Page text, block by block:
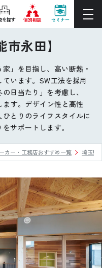
を探す 個別相談 セミナー
住宅会社をご提案
相談
づくりをレクチャー
ーをみる
料！全国20校
永田】
」を目指し、高い断熱・
います。SW工法を採用
日当たり」を考慮し、
す。デザイン性と高性
とりのライフスタイルに
サポートします。
カー・工務店おすすめ一覧 埼玉県